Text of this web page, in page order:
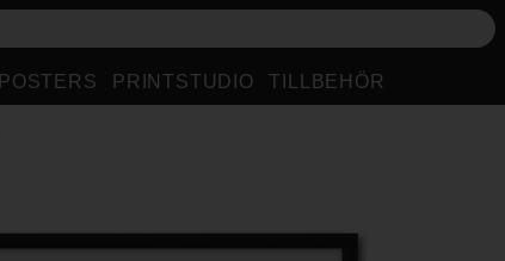
POSTERS PRINTSTUDIO TILLBEHÖR